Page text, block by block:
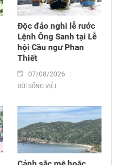
Độc đáo nghi lễ rước
Lệnh Ông Sanh tại Lễ
hội Cầu ngư Phan
Thiết
07/08/2026
ĐỜI SỐNG VIỆT